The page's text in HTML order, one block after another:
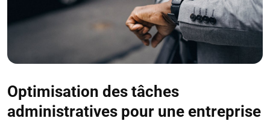
Optimisation des tâches
administratives pour une entreprise